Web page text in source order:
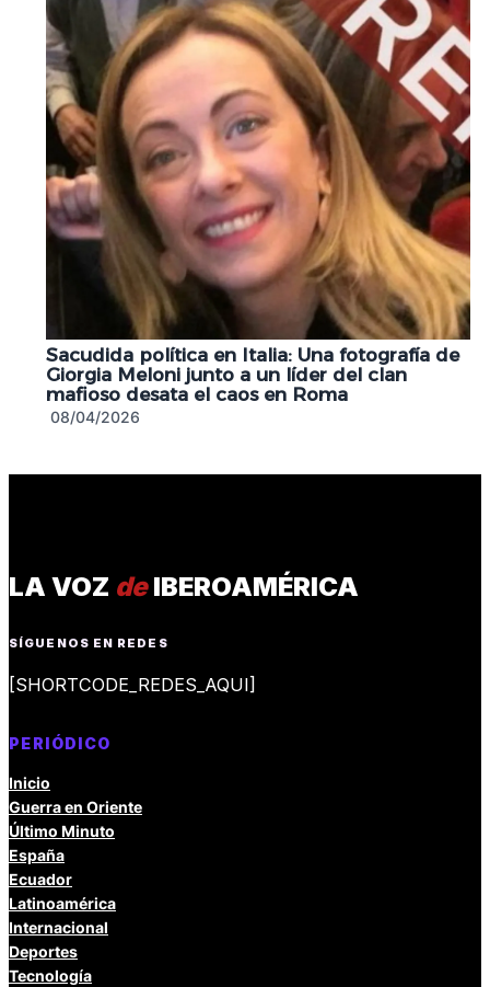
Sacudida política en Italia: Una fotografía de
Giorgia Meloni junto a un líder del clan
mafioso desata el caos en Roma
08/04/2026
LA VOZ deIBEROAMÉRICA
SÍGUENOS EN REDES
[SHORTCODE_REDES_AQUI]
PERIÓDICO
Inicio
Guerra en Oriente
Último Minuto
España
Ecuador
Latinoamérica
Internacional
Deportes
Tecnología